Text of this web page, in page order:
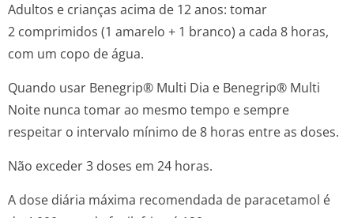
Adultos e crianças acima de 12 anos: tomar
2 comprimidos (1 amarelo + 1 branco) a cada 8 horas,
com um copo de água.
Quando usar Benegrip® Multi Dia e Benegrip® Multi
Noite nunca tomar ao mesmo tempo e sempre
respeitar o intervalo mínimo de 8 horas entre as doses.
Não exceder 3 doses em 24 horas.
A dose diária máxima recomendada de paracetamol é